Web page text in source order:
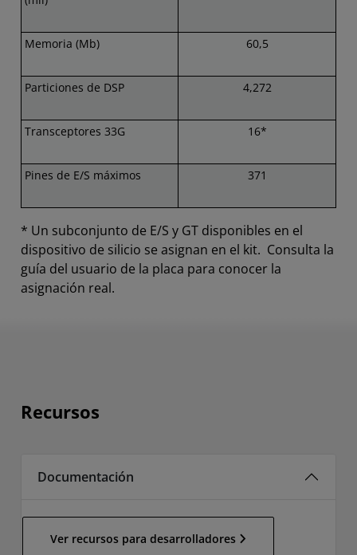
Memoria (Mb) 60,5
Particiones de DSP 4,272
Transceptores 33G 16*
Pines de E/S máximos 371
* Un subconjunto de E/S y GT disponibles en el
dispositivo de silicio se asignan en el kit. Consulta la
guía del usuario de la placa para conocer la
asignación real.
Recursos
Documentación
Ver recursos para desarrolladores